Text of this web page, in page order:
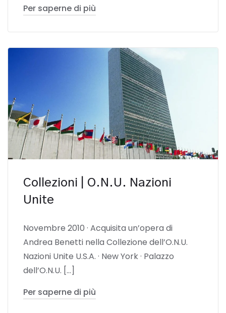
Per saperne di più
Collezioni | O.N.U. Nazioni
Unite
Novembre 2010 · Acquisita un’opera di
Andrea Benetti nella Collezione dell’O.N.U.
Nazioni Unite U.S.A. · New York · Palazzo
dell’O.N.U. […]
Per saperne di più